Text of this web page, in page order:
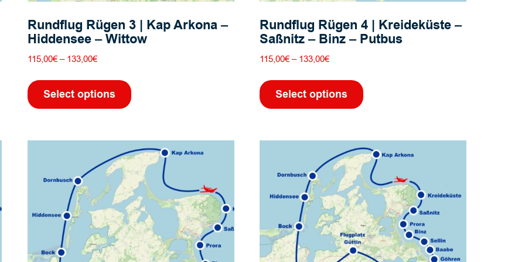
Rundflug Rügen 3 | Kap Arkona –
Hiddensee – Wittow
115,00€ –133,00€Preisspanne:
bis
133,00€
Select options
Produkt
weist
auf.
Die
Optionen
können
auf
der
Produktseite
gewählt
werden
Rundflug Rügen 4 | Kreideküste –
Saßnitz – Binz – Putbus
115,00€ –133,00€Preisspanne:
bis
133,00€
Select options
Produkt
weist
auf.
Die
Optionen
können
auf
der
Produktseite
gewählt
werden